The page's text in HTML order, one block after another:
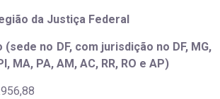
da Justiça Federal
(sede no DF, com jurisdição no DF, MG,
MA, PA, AM, AC, RR, RO e AP)